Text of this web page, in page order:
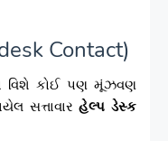
Contact)
વિશે કોઈ પણ મૂંઝવણ
સત્તાવારહેલ્પ ડેસ્ક